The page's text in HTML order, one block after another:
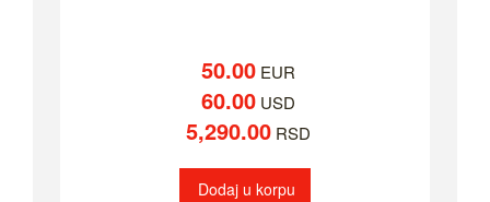
50.00EUR
60.00USD
5,290.00RSD
Dodaj u korpu